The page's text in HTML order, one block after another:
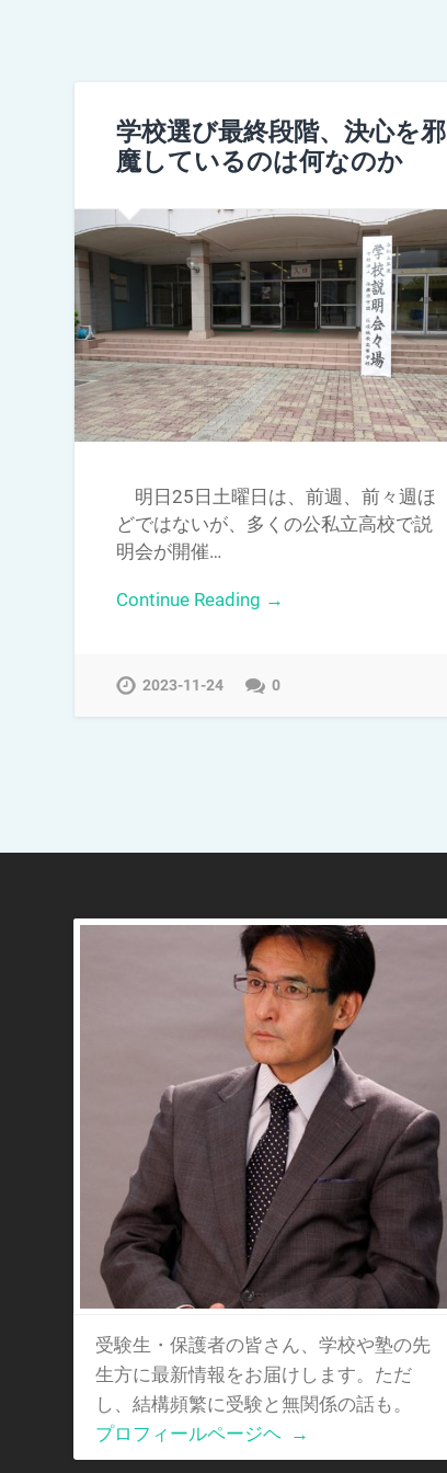
学校選び最終段階、決心を邪
魔しているのは何なのか
明日25日土曜日は、前週、前々週ほ
どではないが、多くの公私立高校で説
明会が開催…
Continue Reading →
2023-11-24 0
受験生・保護者の皆さん、学校や塾の先
生方に最新情報をお届けします。ただ
し、結構頻繁に受験と無関係の話も。
プロフィールページヘ →